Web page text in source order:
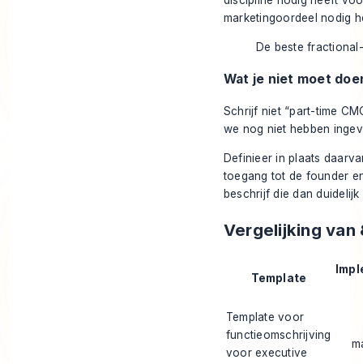
marketingoordeel nodig
De beste
Wat je niet moet
Schrijf niet “part-time
we nog niet hebben
Definieer in plaats
toegang tot de founder
beschrijf die dan
Vergelijking van
Template
Template voor
functieomschrijving
voor executive